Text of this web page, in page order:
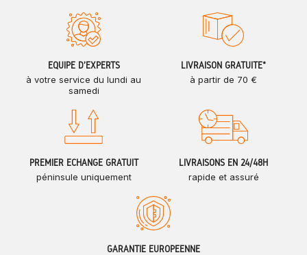
ÉQUIPE D'EXPERTS
à votre service du lundi au
samedi
LIVRAISON GRATUITE*
à partir de 70 €
PREMIER ÉCHANGE GRATUIT
péninsule uniquement
LIVRAISONS EN 24/48H
rapide et assuré
GARANTIE EUROPÉENNE